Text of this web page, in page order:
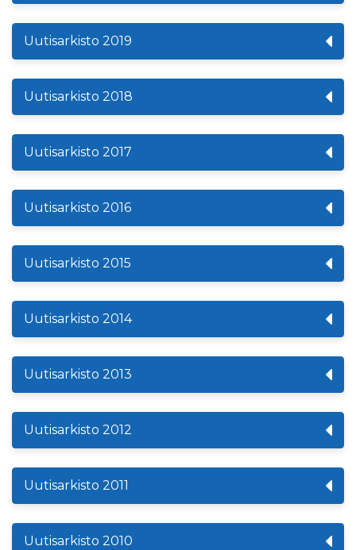
Uutisarkisto 2019
Uutisarkisto 2018
Uutisarkisto 2017
Uutisarkisto 2016
Uutisarkisto 2015
Uutisarkisto 2014
Uutisarkisto 2013
Uutisarkisto 2012
Uutisarkisto 2011
Uutisarkisto 2010